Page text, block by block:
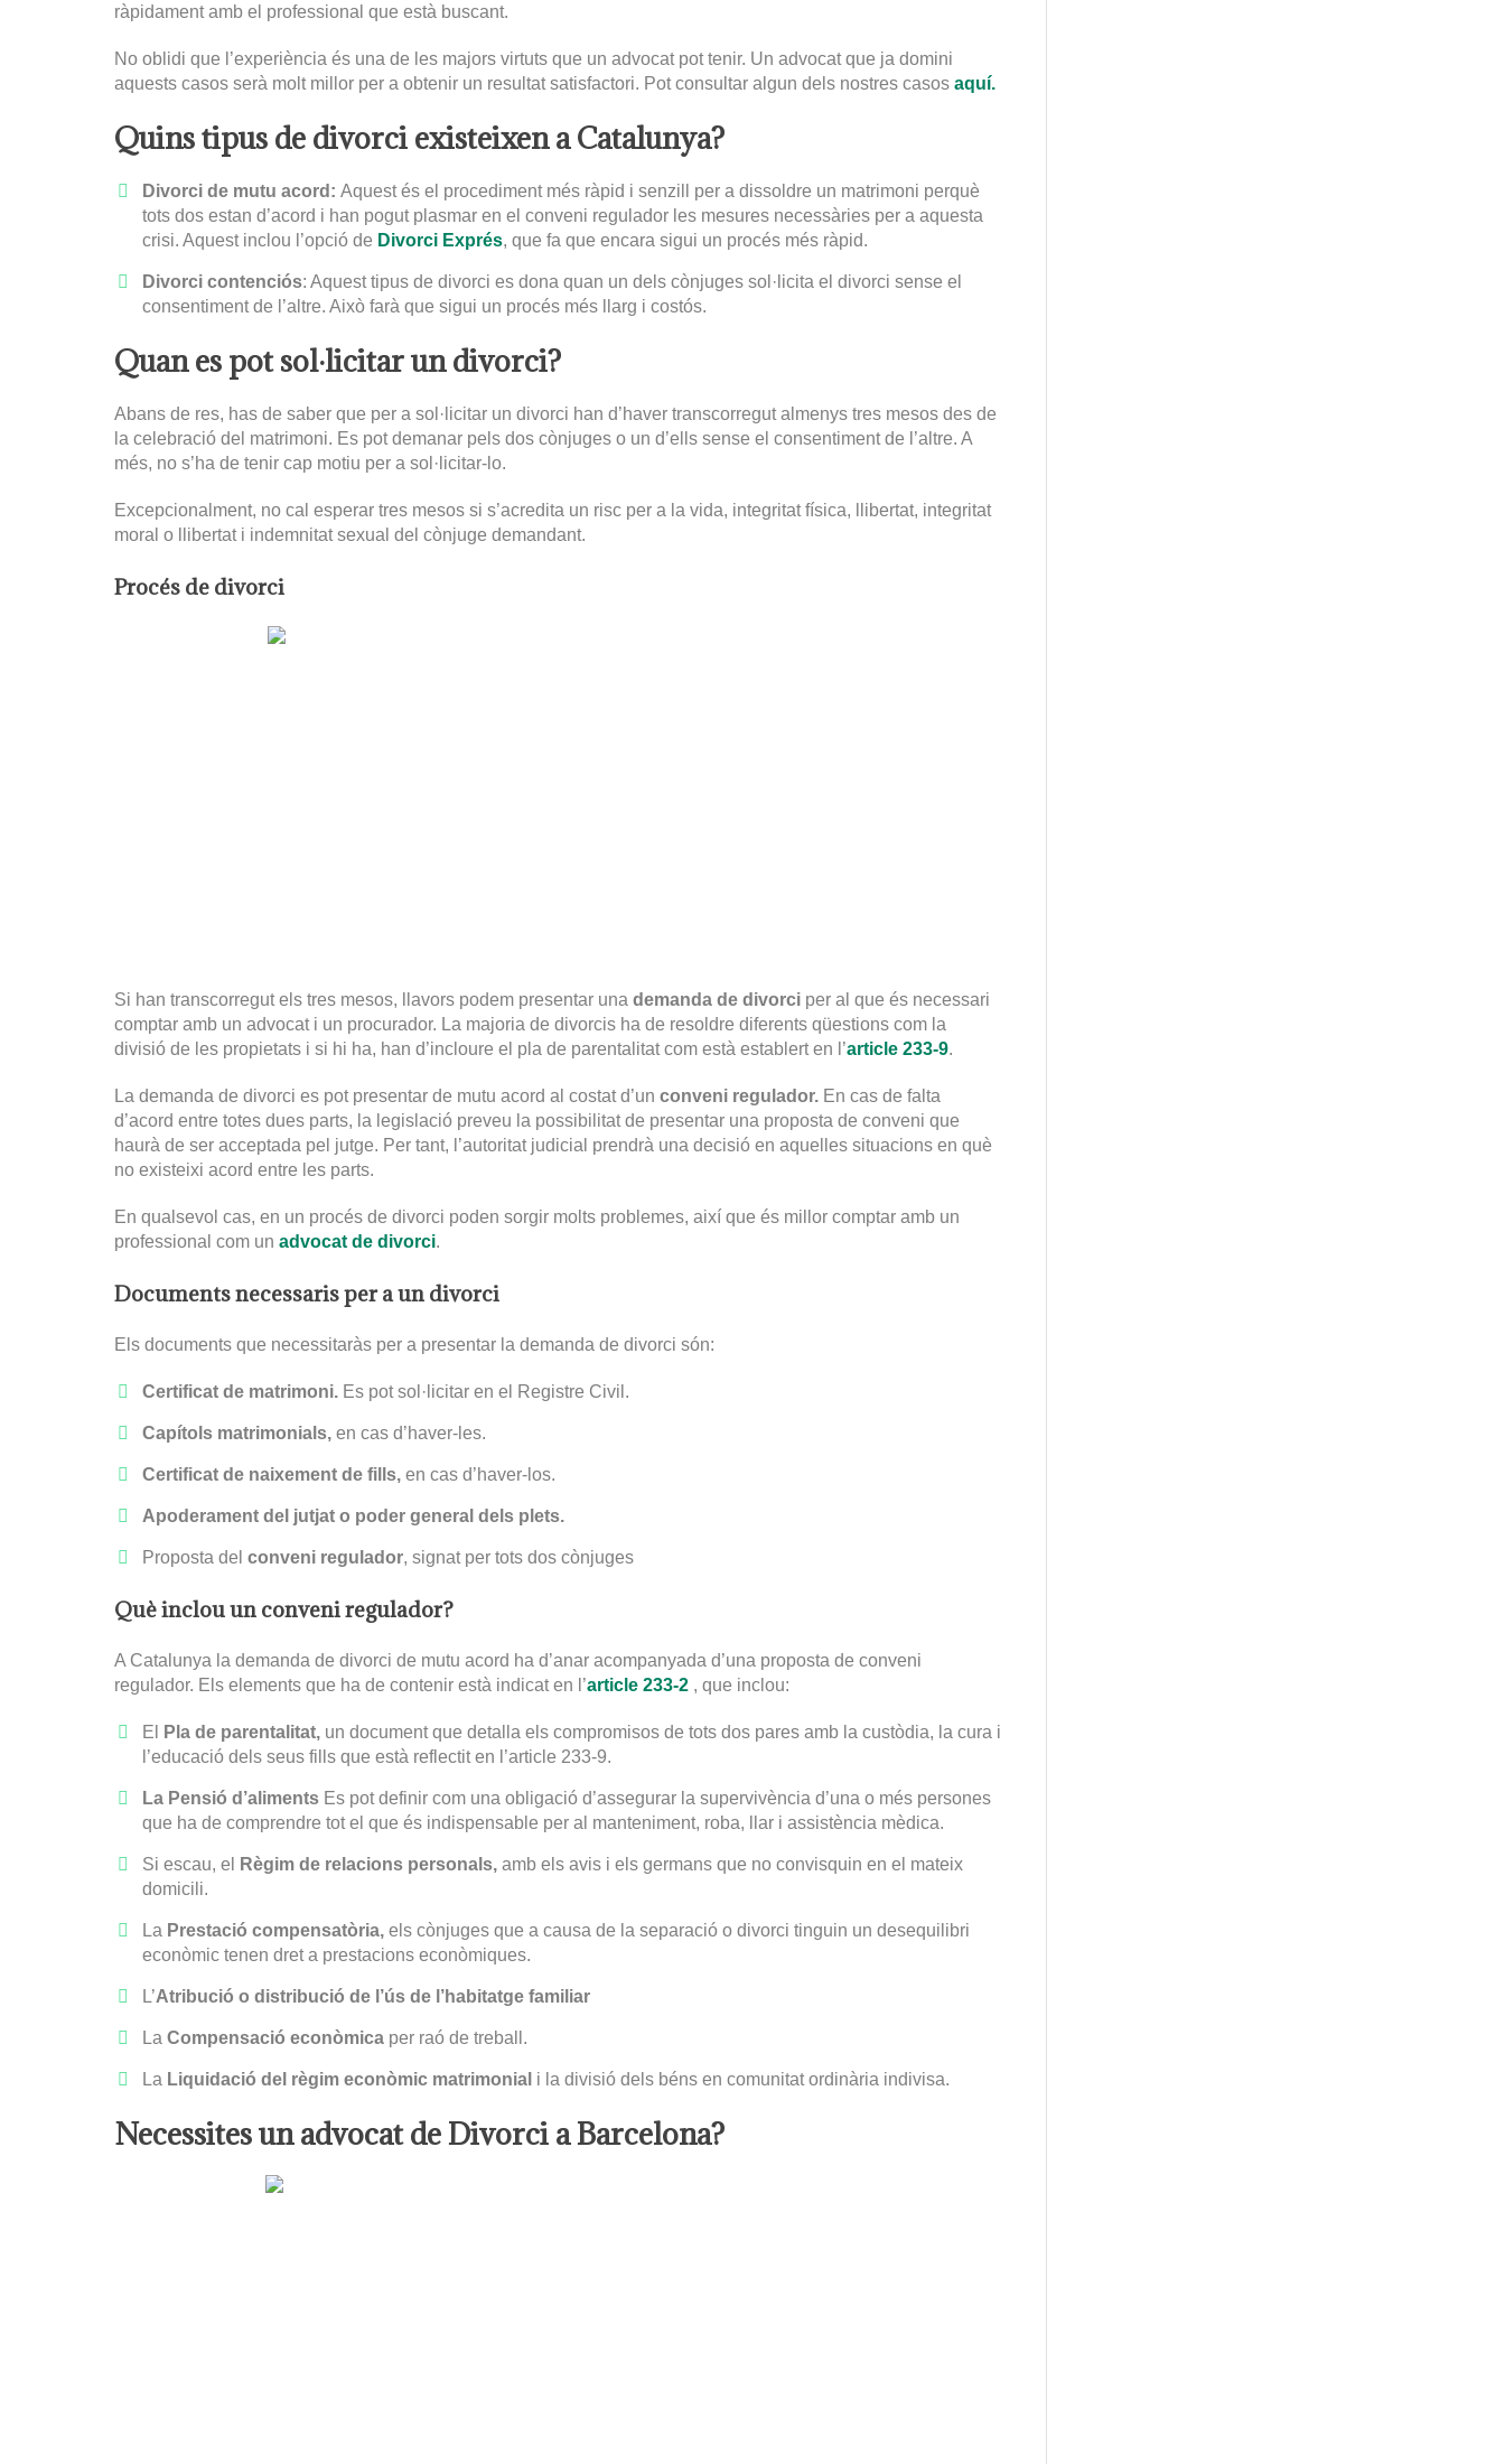
ràpidament amb el professional que està buscant.
No oblidi que l’experiència és una de les majors virtuts que un advocat pot tenir. Un advocat que ja domini
aquests casos serà molt millor per a obtenir un resultat satisfactori. Pot consultar algun dels nostres casos aquí.
Quins tipus de divorci existeixen a Catalunya?
Divorci de mutu acord: Aquest és el procediment més ràpid i senzill per a dissoldre un matrimoni perquè
tots dos estan d’acord i han pogut plasmar en el conveni regulador les mesures necessàries per a aquesta
crisi. Aquest inclou l’opció de Divorci Exprés, que fa que encara sigui un procés més ràpid.
Divorci contenciós: Aquest tipus de divorci es dona quan un dels cònjuges sol·licita el divorci sense el
consentiment de l’altre. Això farà que sigui un procés més llarg i costós.
Quan es pot sol·licitar un divorci?
Abans de res, has de saber que per a sol·licitar un divorci han d’haver transcorregut almenys tres mesos des de
la celebració del matrimoni. Es pot demanar pels dos cònjuges o un d’ells sense el consentiment de l’altre. A
més, no s’ha de tenir cap motiu per a sol·licitar-lo.
Excepcionalment, no cal esperar tres mesos si s’acredita un risc per a la vida, integritat física, llibertat, integritat
moral o llibertat i indemnitat sexual del cònjuge demandant.
Procés de divorci
Si han transcorregut els tres mesos, llavors podem presentar una demanda de divorci per al que és necessari
comptar amb un advocat i un procurador. La majoria de divorcis ha de resoldre diferents qüestions com la
divisió de les propietats i si hi ha, han d’incloure el pla de parentalitat com està establert en l’article 233-9.
La demanda de divorci es pot presentar de mutu acord al costat d’un conveni regulador. En cas de falta
d’acord entre totes dues parts, la legislació preveu la possibilitat de presentar una proposta de conveni que
haurà de ser acceptada pel jutge. Per tant, l’autoritat judicial prendrà una decisió en aquelles situacions en què
no existeixi acord entre les parts.
En qualsevol cas, en un procés de divorci poden sorgir molts problemes, així que és millor comptar amb un
professional com un advocat de divorci.
Documents necessaris per a un divorci
Els documents que necessitaràs per a presentar la demanda de divorci són:
Certificat de matrimoni. Es pot sol·licitar en el Registre Civil.
Capítols matrimonials, en cas d’haver-les.
Certificat de naixement de fills, en cas d’haver-los.
Apoderament del jutjat o poder general dels plets.
Proposta del conveni regulador, signat per tots dos cònjuges
Què inclou un conveni regulador?
A Catalunya la demanda de divorci de mutu acord ha d’anar acompanyada d’una proposta de conveni
regulador. Els elements que ha de contenir està indicat en l’article 233-2 , que inclou:
El Pla de parentalitat, un document que detalla els compromisos de tots dos pares amb la custòdia, la cura i
l’educació dels seus fills que està reflectit en l’article 233-9.
La Pensió d’aliments Es pot definir com una obligació d’assegurar la supervivència d’una o més persones
que ha de comprendre tot el que és indispensable per al manteniment, roba, llar i assistència mèdica.
Si escau, el Règim de relacions personals, amb els avis i els germans que no convisquin en el mateix
domicili.
La Prestació compensatòria, els cònjuges que a causa de la separació o divorci tinguin un desequilibri
econòmic tenen dret a prestacions econòmiques.
L’Atribució o distribució de l’ús de l’habitatge familiar
La Compensació econòmica per raó de treball.
La Liquidació del règim econòmic matrimonial i la divisió dels béns en comunitat ordinària indivisa.
Necessites un advocat de Divorci a Barcelona?